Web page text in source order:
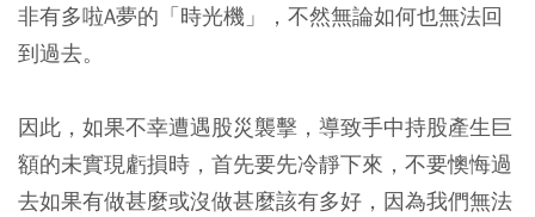
非有多啦A夢的「時光機」，不然無論如何也無法回
到過去。
因此，如果不幸遭遇股災襲擊，導致手中持股產生巨
額的未實現虧損時，首先要先冷靜下來，不要懊悔過
去如果有做甚麼或沒做甚麼該有多好，因為我們無法